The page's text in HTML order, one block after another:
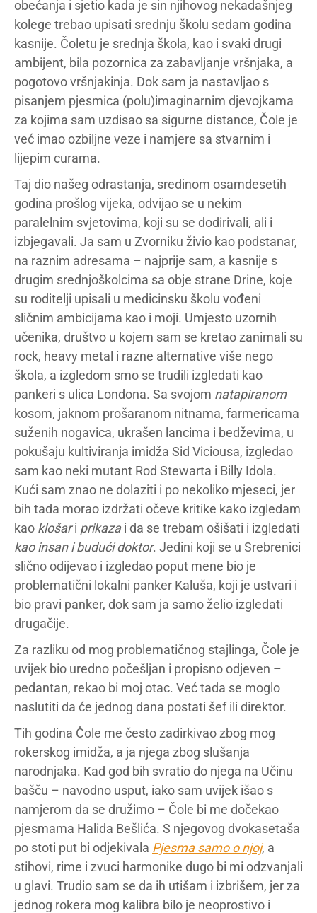
obećanja i sjetio kada je sin njihovog nekadašnjeg
kolege trebao upisati srednju školu sedam godina
kasnije. Čoletu je srednja škola, kao i svaki drugi
ambijent, bila pozornica za zabavljanje vršnjaka, a
pogotovo vršnjakinja. Dok sam ja nastavljao s
pisanjem pjesmica (polu)imaginarnim djevojkama
za kojima sam uzdisao sa sigurne distance, Čole je
već imao ozbiljne veze i namjere sa stvarnim i
lijepim curama.
Taj dio našeg odrastanja, sredinom osamdesetih
godina prošlog vijeka, odvijao se u nekim
paralelnim svjetovima, koji su se dodirivali, ali i
izbjegavali. Ja sam u Zvorniku živio kao podstanar,
na raznim adresama – najprije sam, a kasnije s
drugim srednjoškolcima sa obje strane Drine, koje
su roditelji upisali u medicinsku školu vođeni
sličnim ambicijama kao i moji. Umjesto uzornih
učenika, društvo u kojem sam se kretao zanimali su
rock, heavy metal i razne alternative više nego
škola, a izgledom smo se trudili izgledati kao
pankeri s ulica Londona. Sa svojom natapiranom
kosom, jaknom prošaranom nitnama, farmericama
suženih nogavica, ukrašen lancima i bedževima, u
pokušaju kultiviranja imidža Sid Viciousa, izgledao
sam kao neki mutant Rod Stewarta i Billy Idola.
Kući sam znao ne dolaziti i po nekoliko mjeseci, jer
bih tada morao izdržati očeve kritike kako izgledam
kao klošari prikazai da se trebam ošišati i izgledati
kao insan i budući doktor. Jedini koji se u Srebrenici
slično odijevao i izgledao poput mene bio je
problematični lokalni panker Kaluša, koji je ustvari i
bio pravi panker, dok sam ja samo želio izgledati
drugačije.
Za razliku od mog problematičnog stajlinga, Čole je
uvijek bio uredno počešljan i propisno odjeven –
pedantan, rekao bi moj otac. Već tada se moglo
naslutiti da će jednog dana postati šef ili direktor.
Tih godina Čole me često zadirkivao zbog mog
rokerskog imidža, a ja njega zbog slušanja
narodnjaka. Kad god bih svratio do njega na Učinu
bašču – navodno usput, iako sam uvijek išao s
namjerom da se družimo – Čole bi me dočekao
pjesmama Halida Bešlića. S njegovog dvokasetaša
po stoti put bi odjekivala Pjesma samo o njoj, a
stihovi, rime i zvuci harmonike dugo bi mi odzvanjali
u glavi. Trudio sam se da ih utišam i izbrišem, jer za
jednog rokera mog kalibra bilo je neoprostivo i